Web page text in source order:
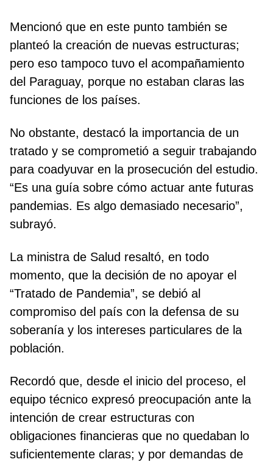
Mencionó que en este punto también se
planteó la creación de nuevas estructuras;
pero eso tampoco tuvo el acompañamiento
del Paraguay, porque no estaban claras las
funciones de los países.
No obstante, destacó la importancia de un
tratado y se comprometió a seguir trabajando
para coadyuvar en la prosecución del estudio.
“Es una guía sobre cómo actuar ante futuras
pandemias. Es algo demasiado necesario”,
subrayó.
La ministra de Salud resaltó, en todo
momento, que la decisión de no apoyar el
“Tratado de Pandemia”, se debió al
compromiso del país con la defensa de su
soberanía y los intereses particulares de la
población.
Recordó que, desde el inicio del proceso, el
equipo técnico expresó preocupación ante la
intención de crear estructuras con
obligaciones financieras que no quedaban lo
suficientemente claras; y por demandas de